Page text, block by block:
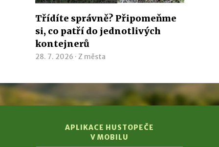
Třídíte správně? Připomeňme
si, co patří do jednotlivých
kontejnerů
28. 7. 2026 · Z města
APLIKACE HUSTOPEČE
V MOBILU